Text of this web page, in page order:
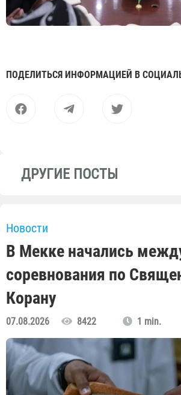
ПОДЕЛИТЬСЯ ИНФОРМАЦИЕЙ В
ДРУГИЕ ПОСТЫ
Новости
В Мекке начались
соревнования по
Корану
07.08.2026 8422 1 min.